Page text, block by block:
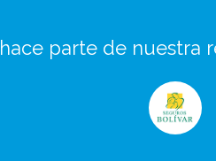
parte de nuestra